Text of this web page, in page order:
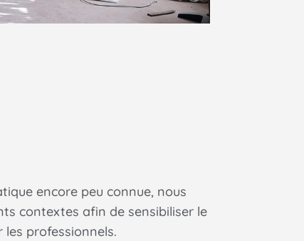
encore peu connue, nous
contextes afin de sensibiliser le
professionnels.